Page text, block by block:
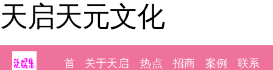
天启天元文化
首
关于天启
热点
招商
案例
联系